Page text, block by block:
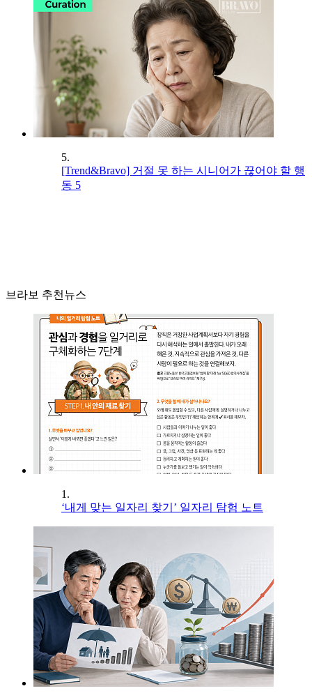
5.
[Trend&Bravo] 거절 못 하는 시니어가 끊어야 할 행
동 5
브라보 추천뉴스
1.
‘내게 맞는 일자리 찾기’ 일자리 탐험 노트